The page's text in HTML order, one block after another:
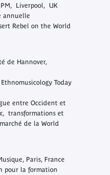
Liverpool, UK
annuelle
Rebel on the World
de Hannover,
Today
entre Occident et
transformations et
de la World
Paris, France
pour la formation